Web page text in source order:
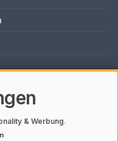
Links unterstützen unsere
Partner verdiene ich an
& Werbung.